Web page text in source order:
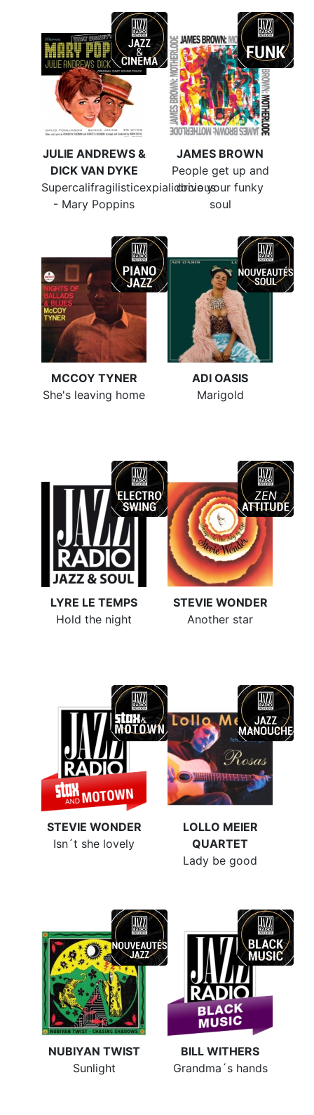
JULIE ANDREWS &
DICK VAN DYKE
Supercalifragilisticexpialidocious
- Mary Poppins
JAMES BROWN
People get up and
drive your funky
soul
MCCOY TYNER
She's leaving home
ADI OASIS
Marigold
LYRE LE TEMPS
Hold the night
STEVIE WONDER
Another star
STEVIE WONDER
Isn´t she lovely
LOLLO MEIER
QUARTET
Lady be good
NUBIYAN TWIST
Sunlight
BILL WITHERS
Grandma´s hands